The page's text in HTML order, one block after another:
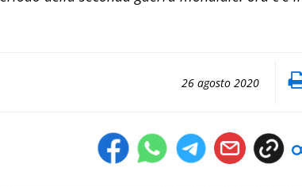
26 agosto 2020